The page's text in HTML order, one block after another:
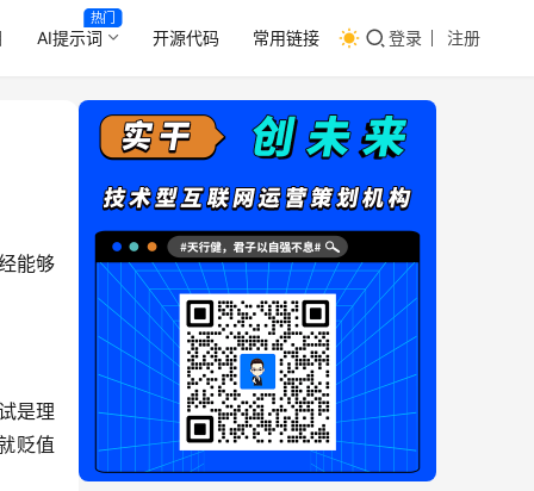
AI提示词
热门
开源代码 常用链接 登录 注册
能够
是理
贬值